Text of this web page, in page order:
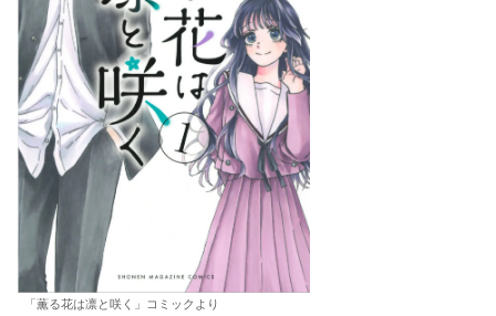
「薫る花は凛と咲く」コミックより